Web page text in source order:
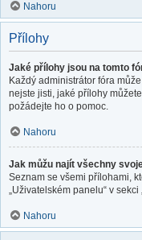
Nahoru
Přílohy
Jaké přílohy jsou na tomto
Každý administrátor fóra
nejste jisti, jaké přílohy
požádejte ho o pomoc.
Nahoru
Jak můžu najít všechny
Seznam se všemi přílohami,
„Uživatelském panelu“ v sekci
Nahoru